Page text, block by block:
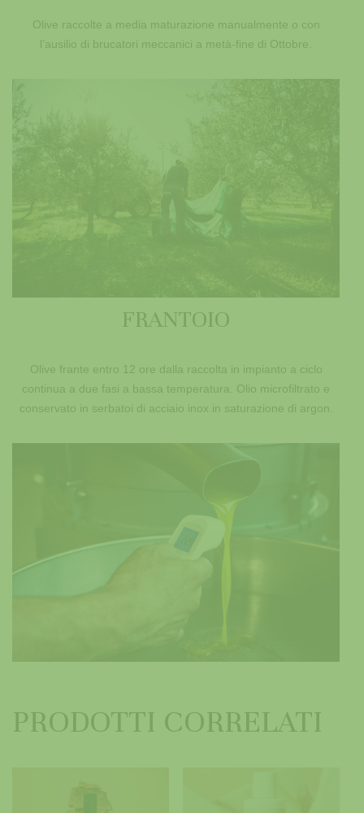
Olive raccolte a media maturazione manualmente o con
l’ausilio di brucatori meccanici a metà-fine di Ottobre.
FRANTOIO
Olive frante entro 12 ore dalla raccolta in impianto a ciclo
continua a due fasi a bassa temperatura. Olio microfiltrato e
conservato in serbatoi di acciaio inox in saturazione di argon.
PRODOTTI CORRELATI